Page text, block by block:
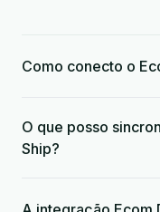
Como conecto o
O que posso
Ship?